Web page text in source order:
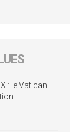
: le Vatican